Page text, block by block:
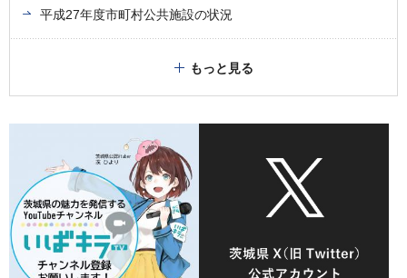
平成27年度市町村公共施設の状況
もっと見る